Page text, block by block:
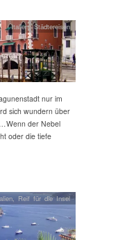
Italien,Städtereisen
nur im
sich wundern über
der Nebel
oder die tiefe
, Reif für die Insel